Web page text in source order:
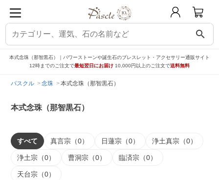
search
本式念珠（那智黒石）｜パワーストーンや誕生石のブレスレット・アクセサリー通販サイト
12時までのご注文で最短翌日にお届け 10,000円以上のご注文で送料無料
パスクル 念珠 本式念珠（那智黒石）
本式念珠（那智黒石）
すべて 真言宗（0） 日蓮宗（0） 浄土真宗（0）
浄土宗（0） 曹洞宗（0） 臨済宗（0）
天台宗（0）